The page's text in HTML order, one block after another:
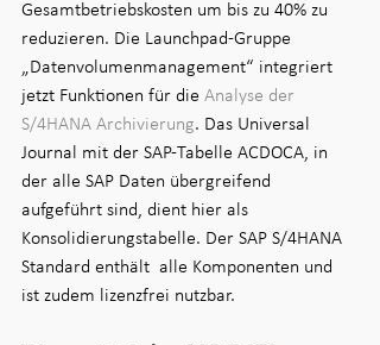
Gesamtbetriebskosten um bis zu 40% zu
reduzieren. Die Launchpad-Gruppe
„Datenvolumenmanagement“ integriert
jetzt Funktionen für die Analyse der
S/4HANA Archivierung. Das Universal
Journal mit der SAP-Tabelle ACDOCA, in
der alle SAP Daten übergreifend
aufgeführt sind, dient hier als
Konsolidierungstabelle. Der SAP S/4HANA
Standard enthält  alle Komponenten und
ist zudem lizenzfrei nutzbar.